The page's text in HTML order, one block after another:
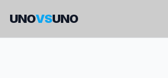
UNOVSUNO